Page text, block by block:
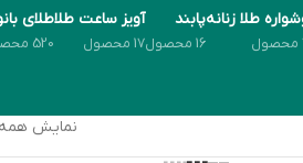
طلا زنانهپابند
16 محصول
آویز ساعت طلا
17 محصول
طلای
520 محصول
نمایش همه 2 نتیجه